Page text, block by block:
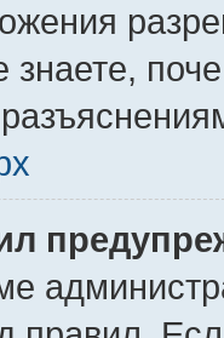
знаете,